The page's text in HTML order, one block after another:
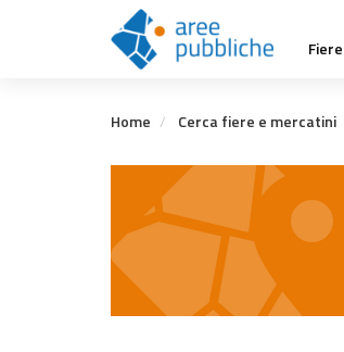
Main
navigation
Fiere
Home Cerca fiere e mercatini